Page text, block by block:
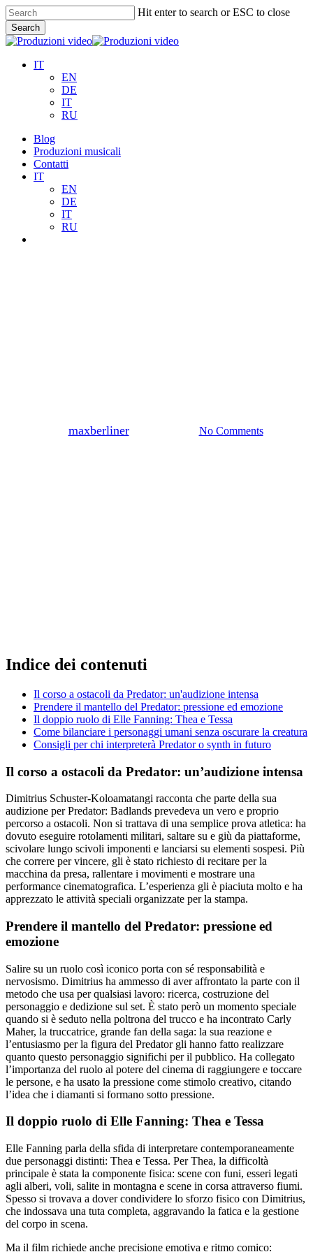
Skip
to
main
content
Hit enter to search or ESC to close
Search
Close
IT
EN
DE
IT
RU
Menu
Blog
Produzioni musicali
Contatti
IT
EN
DE
IT
RU
maxberlinerAprile 21, 2026 No Comments
Indice dei contenuti
Il corso a ostacoli da Predator: un'audizione intensa
Prendere il mantello del Predator: pressione ed emozione
Il doppio ruolo di Elle Fanning: Thea e Tessa
Come bilanciare i personaggi umani senza oscurare la creatura
Consigli per chi interpreterà Predator o synth in futuro
Il corso a ostacoli da Predator: un’audizione intensa
Dimitrius Schuster-Koloamatangi racconta che parte della sua
audizione per Predator: Badlands prevedeva un vero e proprio
percorso a ostacoli. Non si trattava di una semplice prova atletica: ha
dovuto eseguire rotolamenti militari, saltare su e giù da piattaforme,
scivolare lungo scivoli imponenti e lanciarsi su elementi sospesi. Più
che correre per vincere, gli è stato richiesto di recitare per la
macchina da presa, rallentare i movimenti e mostrare una
performance cinematografica. L’esperienza gli è piaciuta molto e ha
apprezzato le attività speciali organizzate per la stampa.
Prendere il mantello del Predator: pressione ed
emozione
Salire su un ruolo così iconico porta con sé responsabilità e
nervosismo. Dimitrius ha ammesso di aver affrontato la parte con il
metodo che usa per qualsiasi lavoro: ricerca, costruzione del
personaggio e dedizione sul set. È stato però un momento speciale
quando si è seduto nella poltrona del trucco e ha incontrato Carly
Maher, la truccatrice, grande fan della saga: la sua reazione e
l’entusiasmo per la figura del Predator gli hanno fatto realizzare
quanto questo personaggio significhi per il pubblico. Ha collegato
l’importanza del ruolo al potere del cinema di raggiungere e toccare
le persone, e ha usato la pressione come stimolo creativo, citando
l’idea che i diamanti si formano sotto pressione.
Il doppio ruolo di Elle Fanning: Thea e Tessa
Elle Fanning parla della sfida di interpretare contemporaneamente
due personaggi distinti: Thea e Tessa. Per Thea, la difficoltà
principale è stata la componente fisica: scene con funi, esseri legati
agli alberi, voli, salite in montagna e scene in corsa attraverso fiumi.
Spesso si trovava a dover condividere lo sforzo fisico con Dimitrius,
che indossava una tuta completa, aggravando la fatica e la gestione
del corpo in scena.
Ma il film richiede anche precisione emotiva e ritmo comico: